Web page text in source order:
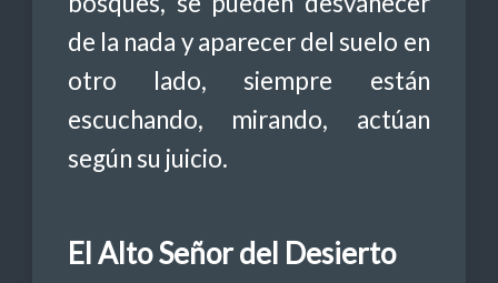
de la nada y aparecer del suelo en
otro lado, siempre están
escuchando, mirando, actúan
según su juicio.
El Alto Señor del Desierto